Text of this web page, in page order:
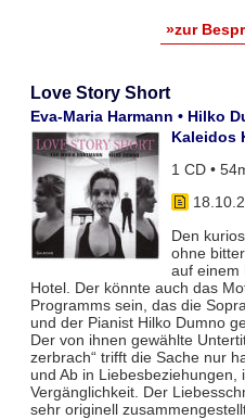
»zur
Love Story Short
Eva-Maria Harmann • Hilko
Kaleidos
1 CD •
Den
ohne
auf einem
Hotel. Der könnte auch das
Programms sein, das die
und der Pianist Hilko Dumno
Der von ihnen gewählte
zerbrach“ trifft die Sache nur
und Ab in
Vergänglichkeit. Der
sehr originell